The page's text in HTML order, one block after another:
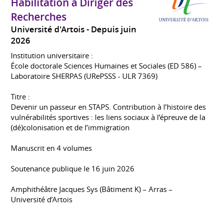
Recherches
Université d'Artois
Depuis juin
2026
Institution universitaire :
École doctorale Sciences Humaines et Sociales (ED 586) –
Laboratoire SHERPAS (URePSSS - ULR 7369)
Titre :
Devenir un passeur en STAPS. Contribution à l’histoire des
vulnérabilités sportives : les liens sociaux à l’épreuve de la
(dé)colonisation et de l’immigration
Manuscrit en 4 volumes
Soutenance publique le 16 juin 2026
Amphithéâtre Jacques Sys (Bâtiment K) – Arras –
Université d’Artois